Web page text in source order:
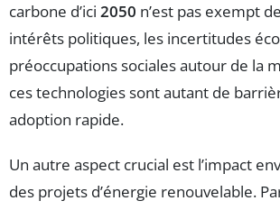
carbone d’ici 2050 n’est pas exempt
intérêts politiques, les incertitudes
préoccupations sociales autour de la
ces technologies sont autant de
adoption rapide.
Un autre aspect crucial est l’impact
des projets d’énergie renouvelable.